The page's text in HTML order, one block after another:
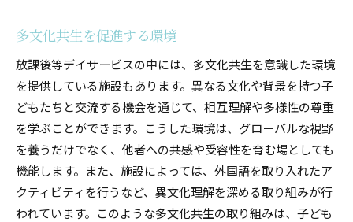
多文化共生を促進する環境
放課後等デイサービスの中には、多文化共生を意識した環境
を提供している施設もあります。異なる文化や背景を持つ子
どもたちと交流する機会を通じて、相互理解や多様性の尊重
を学ぶことができます。こうした環境は、グローバルな視野
を養うだけでなく、他者への共感や受容性を育む場としても
機能します。また、施設によっては、外国語を取り入れたア
クティビティを行うなど、異文化理解を深める取り組みが行
われています。このような多文化共生の取り組みは、子ども